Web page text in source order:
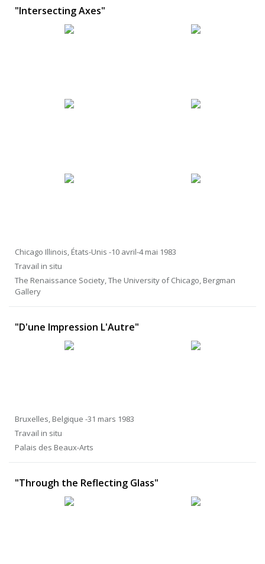
"Intersecting Axes"
Chicago Illinois, États-Unis -10 avril-4 mai 1983
Travail in situ
The Renaissance Society, The University of Chicago, Bergman
Gallery
"D'une Impression L'Autre"
Bruxelles, Belgique -31 mars 1983
Travail in situ
Palais des Beaux-Arts
"Through the Reflecting Glass"